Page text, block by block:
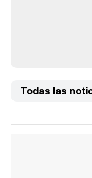
Todas las